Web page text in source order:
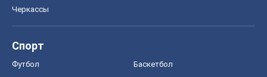
Черкассы
Спорт
Футбол Баскетбол